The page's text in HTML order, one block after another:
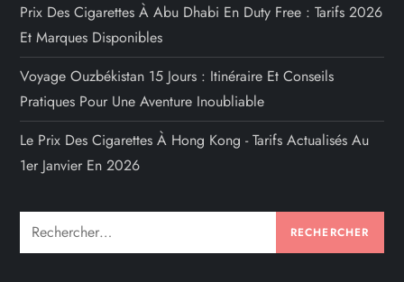
Prix Des Cigarettes À Abu Dhabi En Duty Free : Tarifs 2026
Et Marques Disponibles
Voyage Ouzbékistan 15 Jours : Itinéraire Et Conseils
Pratiques Pour Une Aventure Inoubliable
Le Prix Des Cigarettes À Hong Kong - Tarifs Actualisés Au
1er Janvier En 2026
Rechercher :